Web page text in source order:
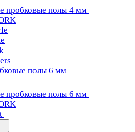
пробковые полы 4 мм
полы 6 мм
пробковые полы 6 мм